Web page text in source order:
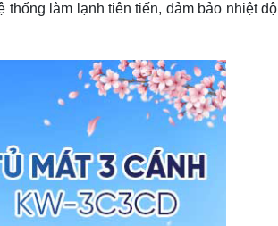
làm lạnh tiên tiến, đảm bảo nhiệt độ